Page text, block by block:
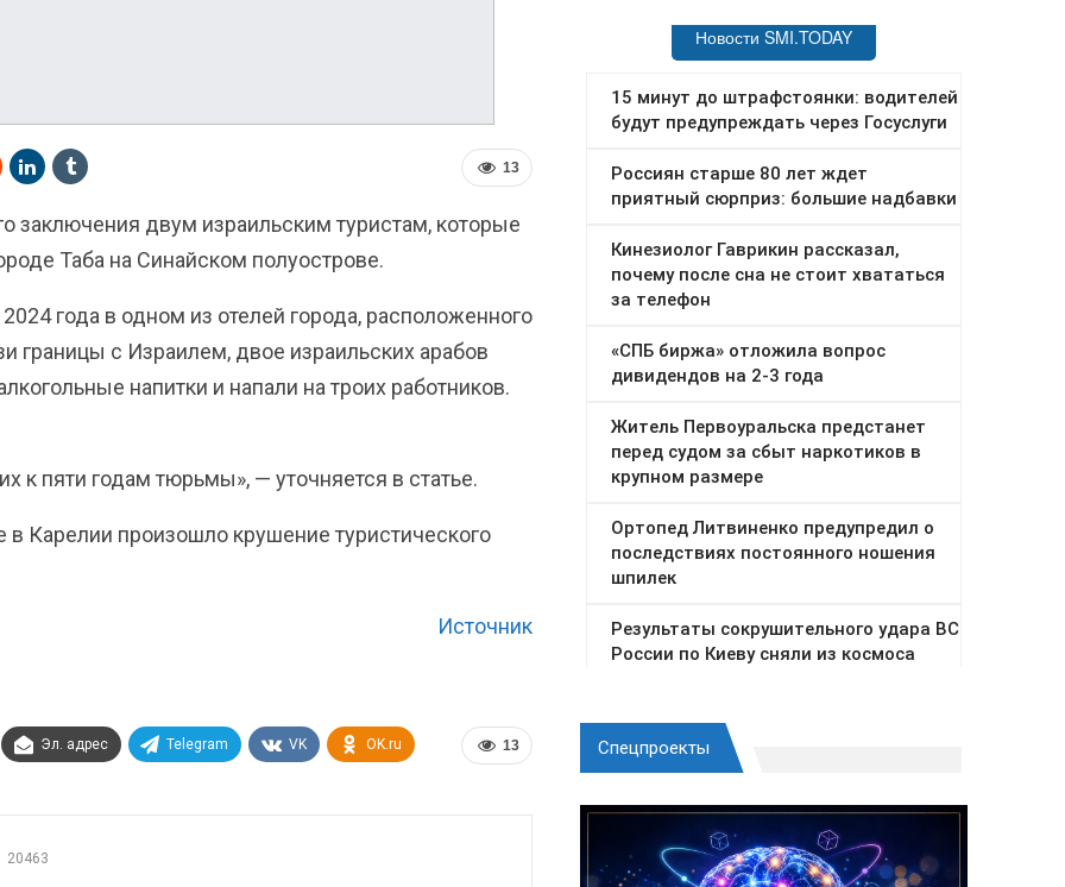
13
заключения двум израильским туристам, которые
Таба на Синайском полуострове.
года в одном из отелей города, расположенного
границы с Израилем, двое израильских арабов
напитки и напали на троих работников.
к пяти годам тюрьмы», — уточняется в статье.
Карелии произошло крушение туристического
Источник
13
Эл. адрес Telegram VK OK.ru
20463
Спецпроекты